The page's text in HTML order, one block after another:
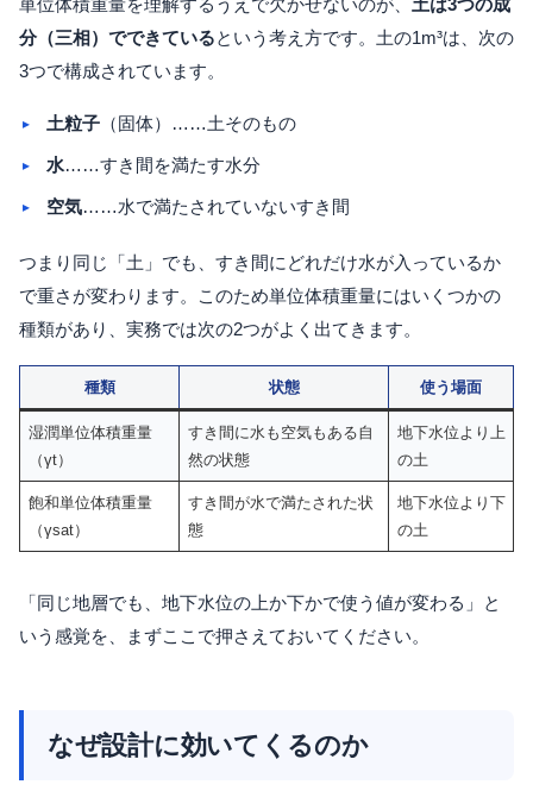
単位体積重量を理解するうえで欠かせないのが、 土は3つの成
分（三相）でできているという考え方です。土の1m³は、次の
3つで構成されています。
土粒子 （固体）……土そのもの
水……すき間を満たす水分
空気……水で満たされていないすき間
つまり同じ「土」でも、すき間にどれだけ水が入っているか
で重さが変わります。このため単位体積重量にはいくつかの
種類があり、実務では次の2つがよく出てきます。
種類 状態 使う場面
湿潤単位体積重量
（γt）
すき間に水も空気もある自
然の状態
地下水位より上
の土
飽和単位体積重量
（γsat）
すき間が水で満たされた状
態
地下水位より下
の土
「同じ地層でも、地下水位の上か下かで使う値が変わる」と
いう感覚を、まずここで押さえておいてください。
なぜ設計に効いてくるのか